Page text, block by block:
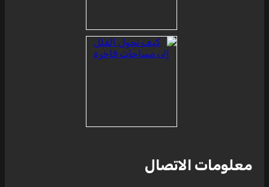
معلومات الاتصال